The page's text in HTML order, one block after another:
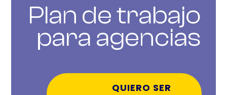
Plan de trabajo
para agencias
QUIERO SER